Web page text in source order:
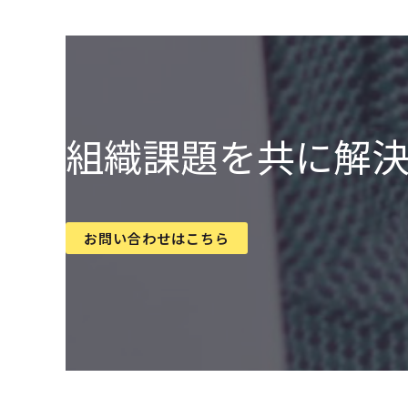
組織課題を共に解
お問い合わせはこちら